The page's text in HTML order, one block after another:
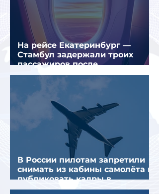
На рейсе Екатеринбург —
Стамбул задержали троих
пассажиров после
предполагаемой серии краж
В России пилотам запретили
снимать из кабины самолёта и
публиковать кадры в
интернете